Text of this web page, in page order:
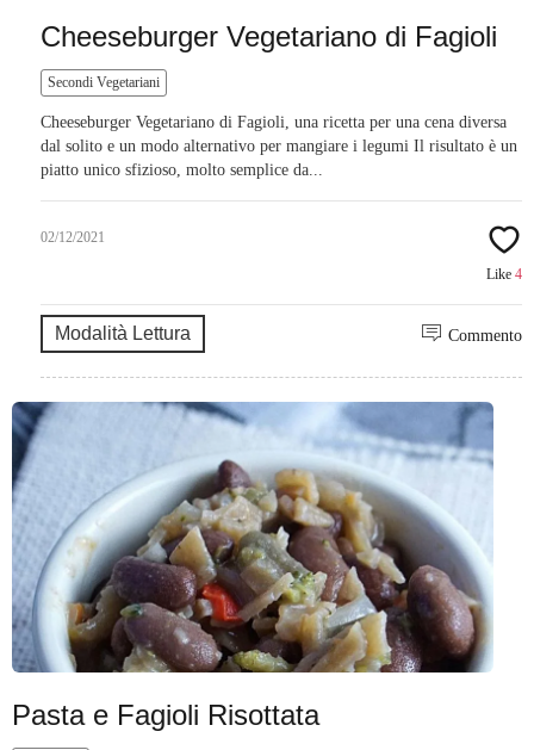
Cheeseburger Vegetariano di Fagioli
Secondi Vegetariani
Cheeseburger Vegetariano di Fagioli, una ricetta per una cena diversa
dal solito e un modo alternativo per mangiare i legumi Il risultato è un
piatto unico sfizioso, molto semplice da...
02/12/2021
Like 4
Modalità Lettura Commento
Pasta e Fagioli Risottata